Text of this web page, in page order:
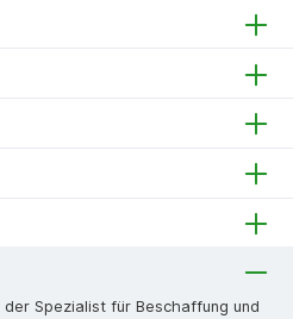
Spezialist für Beschaffung und